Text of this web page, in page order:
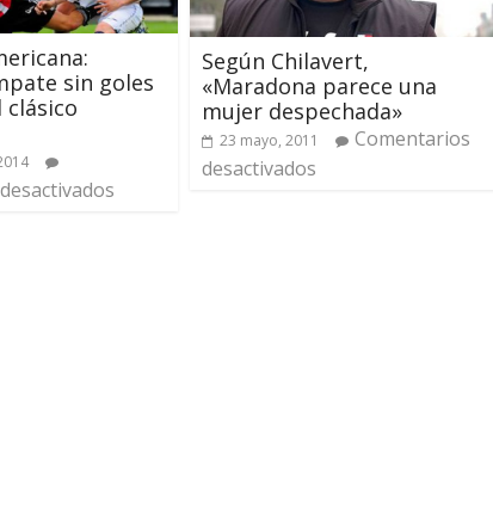
sin goles
clásico
Según Chilavert,
«Maradona parece una
mujer despechada»
23 mayo, 2011
Comentarios
desactivados